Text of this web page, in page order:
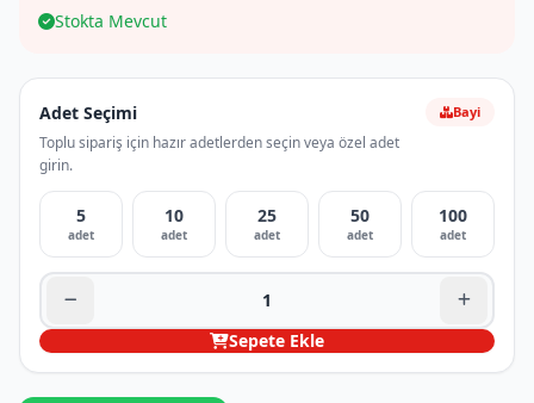
Stokta Mevcut
Adet Seçimi
Toplu sipariş için hazır adetlerden seçin veya özel adet
girin.
Bayi
5
adet
10
adet
25
adet
50
adet
100
adet
Sepete Ekle